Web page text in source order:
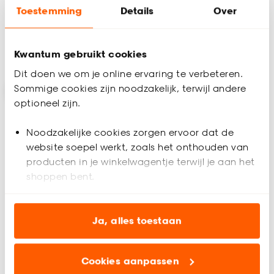
Toestemming Details Over
Kwantum gebruikt cookies
Dit doen we om je online ervaring te verbeteren.
Sommige cookies zijn noodzakelijk, terwijl andere
optioneel zijn.
Noodzakelijke cookies zorgen ervoor dat de
website soepel werkt, zoals het onthouden van
producten in je winkelwagentje terwijl je aan het
shoppen bent.
Analytische cookies (optioneel) helpen ons de
website te verbeteren voor jou en al onze andere
Marketing cookies (optioneel) laten jou
Ja, alles toestaan
Cookies aanpassen
57 50 17.50
Binnen 2-3 werkdagen bezorgd
34.
Binnen 2-3 werkdagen bezorgd
Op=Op
-30% extra v.a. 3 stuks
Tafellamp Vesta Goud
Tafellamp Daphne
Zwart